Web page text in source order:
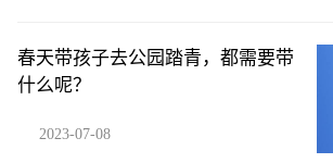
春天带孩子去公园踏青，都需要带
什么呢？
2023-07-08